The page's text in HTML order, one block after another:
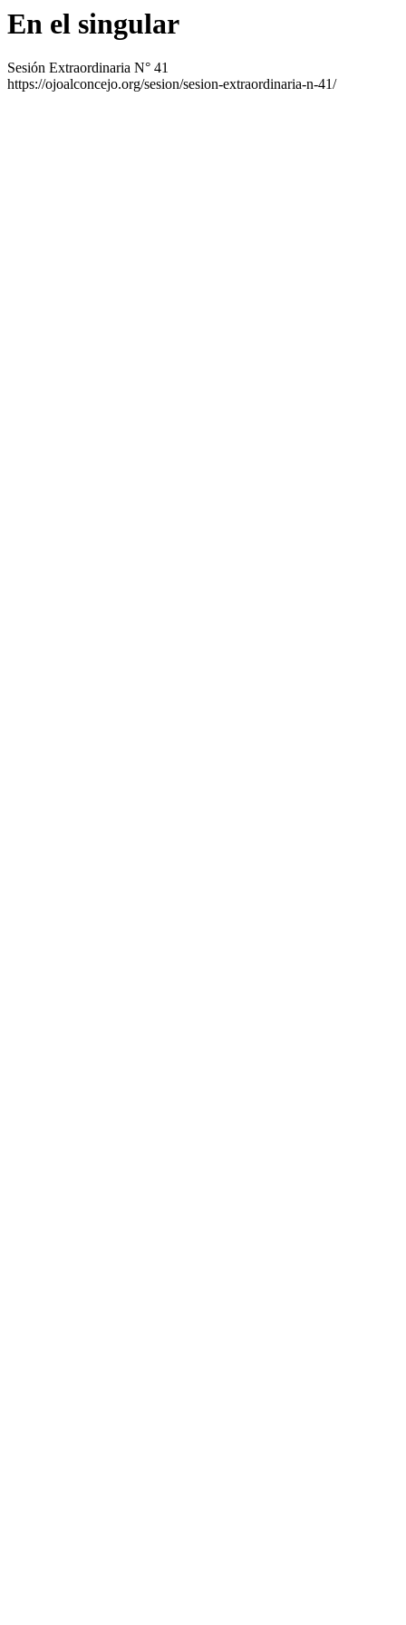
En el singular
Sesión Extraordinaria N° 41
https://ojoalconcejo.org/sesion/sesion-extraordinaria-n-41/